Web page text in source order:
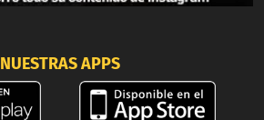
NUESTRAS APPS